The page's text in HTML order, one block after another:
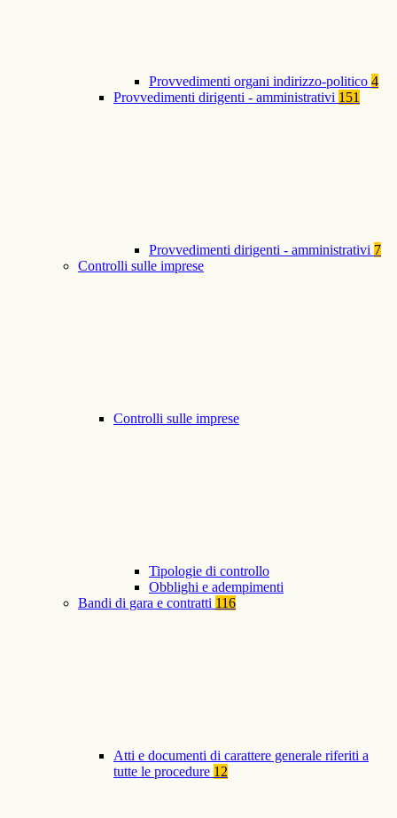
Provvedimenti organi indirizzo-politico 4
Provvedimenti dirigenti - amministrativi 151
Provvedimenti dirigenti - amministrativi 7
Controlli sulle imprese
Controlli sulle imprese
Tipologie di controllo
Obblighi e adempimenti
Bandi di gara e contratti 116
Atti e documenti di carattere generale riferiti a
tutte le procedure 12